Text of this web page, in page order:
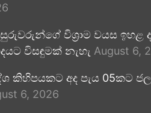
විශ්‍රාම වයස ඉහළ
විසඳුමක් නැහැ August 6,
කිහිපයකට අද පැය 05කට
6, 2026